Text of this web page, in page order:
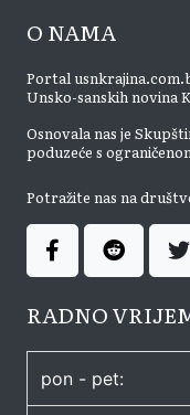
O NAMA
Portal
Unsko-sanskih novina
Osnovala nas je
poduzeće s
Potražite nas na
RADNO
pon - pet: